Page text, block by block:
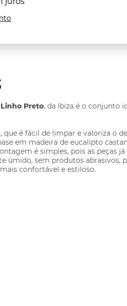
Preto, da Ibiza é o conjunto
que é fácil de limpar e valoriza o
em madeira de eucalipto
é simples, pois as peças
úmido, sem produtos
confortável e estiloso.